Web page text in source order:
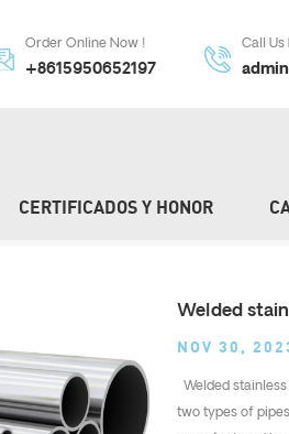
Order Online Now !
+8615950652197
Call Us
CERTIFICADOS Y HONOR
Welded
NOV 30,
Welded
two types of